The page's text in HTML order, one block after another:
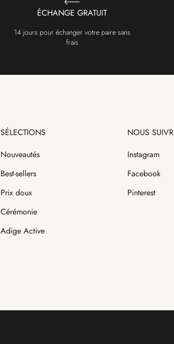
ÉCHANGE GRATUIT
14 jours pour échanger votre paire sans
frais
SÉLECTIONS
Nouveautés
Best-sellers
Prix doux
Cérémonie
Adige Active
NOUS
Instagram
Facebook
Pinterest